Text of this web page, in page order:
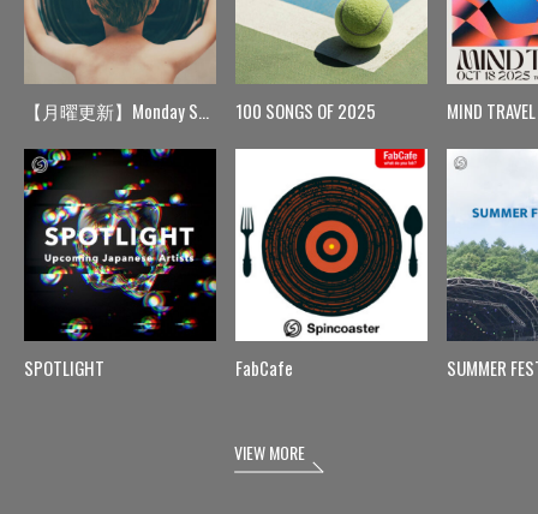
【月曜更新】Monday Spin
SPOTLIGHT
100 SONGS OF 2025
FabCafe
MIND TRAVEL
SUMMER
VIEW MORE